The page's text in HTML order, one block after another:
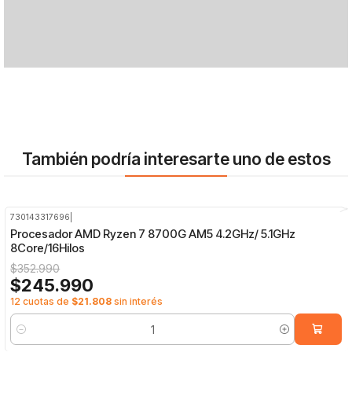
También podría interesarte uno de estos
730143317696
Procesador AMD Ryzen 7 8700G AM5 4.2GHz/ 5.1GHz
8Core/16Hilos
$352.990
$245.990
12 cuotas de $21.808 sin interés
Cantidad